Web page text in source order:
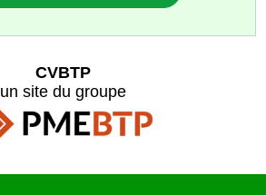
CVBTP
un site du groupe